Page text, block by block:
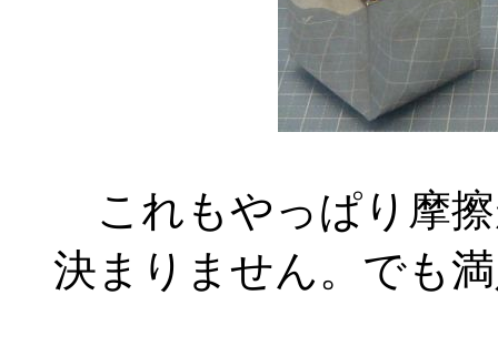
これもやっぱり摩
決まりません。でも